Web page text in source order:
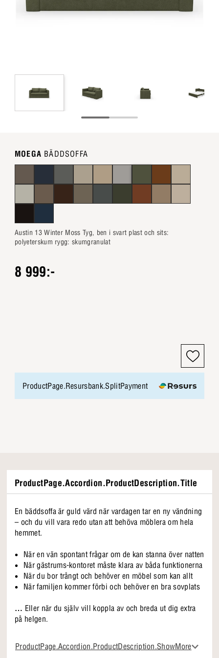
MOEGA BÄDDSOFFA
Austin 13 Winter Moss Tyg, ben i svart plast och sits:
polyeterskum rygg: skumgranulat
8 999:-
ProductPage.Resursbank.SplitPayment
ProductPage.Accordion.ProductDescription.Title
En bäddsoffa är guld värd när vardagen tar en ny vändning
– och du vill vara redo utan att behöva möblera om hela
hemmet.
När en vän spontant frågar om de kan stanna över natten
När gästrums-kontoret måste klara av båda funktionerna
När du bor trångt och behöver en möbel som kan allt
När familjen kommer förbi och behöver en bra sovplats
… Eller när du själv vill koppla av och breda ut dig extra
på helgen.
Du kan gå från soffa till säng på några sekunder. Inga
ProductPage.Accordion.ProductDescription.ShowMore